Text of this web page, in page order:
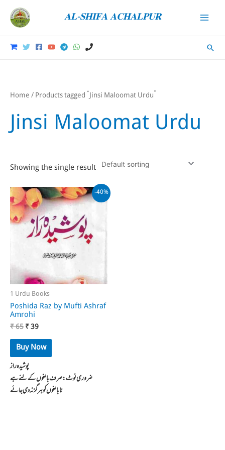
content
𝐀𝐋-𝐒𝐇𝐈𝐅𝐀 𝐀𝐂𝐇𝐀𝐋𝐏𝐔𝐑
Main
Home/ Products tagged “Jinsi Maloomat Urdu”
Jinsi Maloomat Urdu
Showing the single result
-40%
1 Urdu Books
Poshida Raz by Mufti Ashraf
Amrohi
₹65Original
was:
₹ 65.
₹39Current
is:
₹ 39.
Buy Now
پوشیده راز
ضروری نوٹ: صرف بالغوں کے لئے ہے
نابالغوں کو ہرگز نہ دی جائے